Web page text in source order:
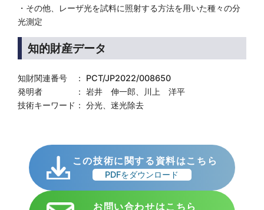
・その他、レーザ光を試料に照射する方法を用いた種々の分
光測定
知的財産データ
知財関連番号 ： PCT/JP2022/008650
発明者 ： 岩井 伸一郎、川上 洋平
技術キーワード： 分光、迷光除去
この技術に関する資料はこちら
PDFをダウンロード
お問い合わせはこちら